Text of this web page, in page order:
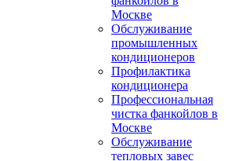
Москве
Обслуживание
промышленных
кондиционеров
Профилактика
кондиционера
Профессиональная
чистка фанкойлов в
Москве
Обслуживание
тепловых завес